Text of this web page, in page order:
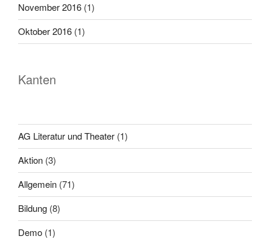
November 2016 (1)
Oktober 2016 (1)
Kanten
AG Literatur und Theater (1)
Aktion (3)
Allgemein (71)
Bildung (8)
Demo (1)